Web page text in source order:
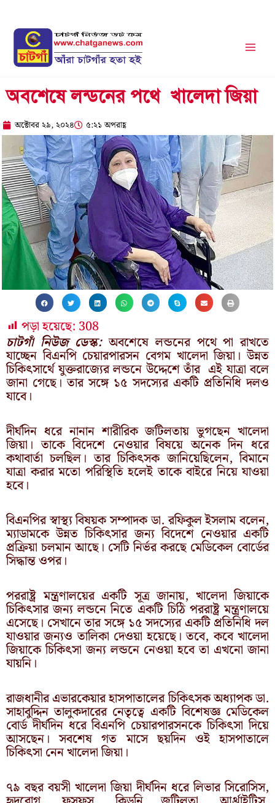
content
অবশেষে লন্ডনের পথে খালেদা জিয়া
অক্টোবর ২৯, ২০২৪ ৫:২১ অপরাহ্ণ
পড়া হয়েছে: 308
চাটগাঁ নিউজ ডেস্ক: অবশেষে লন্ডনের পথে পা রাখতে
যাচ্ছেন বিএনপি চেয়ারপারসন বেগম খালেদা জিয়া। উন্নত
চিকিৎসার্থে যুক্তরাজ্যের লন্ডনে উদ্দেশে তাঁর এই যাত্রা বলে
জানা গেছে। তার সঙ্গে ১৫ সদস্যের একটি প্রতিনিধি দলও
যাবে।
দীর্ঘদিন ধরে নানান শারীরিক জটিলতায় ভুগছেন খালেদা
জিয়া। তাকে বিদেশে নেওয়ার বিষয়ে অনেক দিন ধরে
কথাবার্তা চলছিল। তার চিকিৎসক জানিয়েছিলেন, বিমানে
যাত্রা করার মতো পরিস্থিতি হলেই তাকে বাইরে নিয়ে যাওয়া
হবে।
বিএনপির স্বাস্থ্য বিষয়ক সম্পাদক ডা. রফিকুল ইসলাম বলেন,
ম্যাডামকে উন্নত চিকিৎসার জন্য বিদেশে নেওয়ার একটি
প্রক্রিয়া চলমান আছে। সেটি নির্ভর করছে মেডিকেল বোর্ডের
সিদ্ধান্ত ওপর।
পররাষ্ট্র মন্ত্রণালয়ের একটি সূত্র জানায়, খালেদা জিয়াকে
চিকিৎসার জন্য লন্ডনে নিতে একটি চিঠি পররাষ্ট্র মন্ত্রণালয়ে
এসেছে। সেখানে তার সঙ্গে ১৫ সদস্যের একটি প্রতিনিধি দল
যাওয়ার জন্যও তালিকা দেওয়া হয়েছে। তবে, কবে খালেদা
জিয়াকে চিকিৎসা জন্য লন্ডনে নেওয়া হবে তা এখনো জানা
যায়নি।
রাজধানীর এভারকেয়ার হাসপাতালের চিকিৎসক অধ্যাপক ডা.
সাহাবুদ্দিন তালুকদারের নেতৃত্বে একটি বিশেষজ্ঞ মেডিকেল
বোর্ড দীর্ঘদিন ধরে বিএনপি চেয়ারপারসনকে চিকিৎসা দিয়ে
আসছেন। সবশেষ গত মাসে ছয়দিন ওই হাসপাতালে
চিকিৎসা নেন খালেদা জিয়া।
৭৯ বছর বয়সী খালেদা জিয়া দীর্ঘদিন ধরে লিভার সিরোসিস,